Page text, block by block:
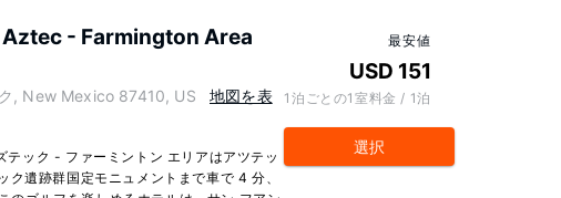
- Farmington Area
, New Mexico 87410, US
地図を表
テック - ファーミントン エリアはアツテッ
ク遺跡群国定モニュメントまで車で 4 分、
最安値
USD 151
1泊ごとの1室料金 / 1泊
選択